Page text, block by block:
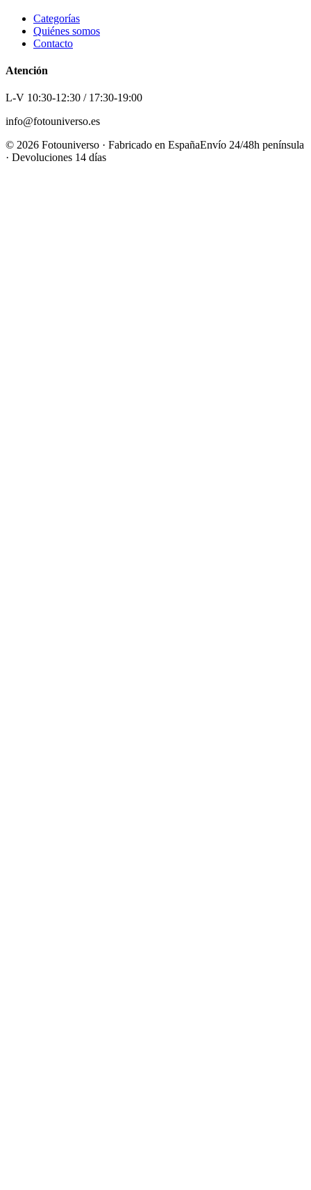
Categorías
Quiénes somos
Contacto
Atención
L-V 10:30-12:30 / 17:30-19:00
info@fotouniverso.es
© 2026 Fotouniverso · Fabricado en EspañaEnvío 24/48h península
· Devoluciones 14 días